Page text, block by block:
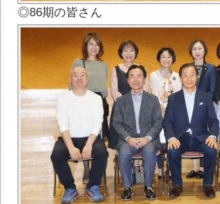
◎86期の皆さん